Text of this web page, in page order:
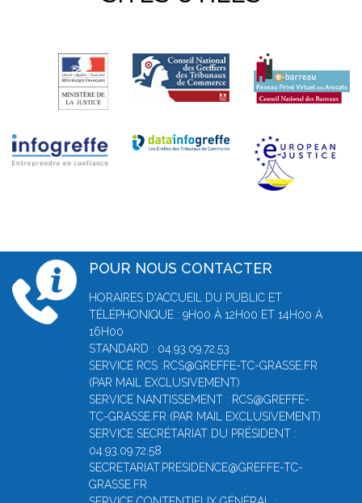
POUR NOUS CONTACTER
HORAIRES D'ACCUEIL DU PUBLIC ET
TÉLÉPHONIQUE : 9H00 À 12H00 ET 14H00 À
16H00
STANDARD : 04.93.09.72.53
SERVICE RCS :RCS@GREFFE-TC-GRASSE.FR
(PAR MAIL EXCLUSIVEMENT)
SERVICE NANTISSEMENT : RCS@GREFFE-
TC-GRASSE.FR (PAR MAIL EXCLUSIVEMENT)
SERVICE SECRÉTARIAT DU PRÉSIDENT :
04.93.09.72.58
SECRETARIAT.PRESIDENCE@GREFFE-TC-
GRASSE.FR